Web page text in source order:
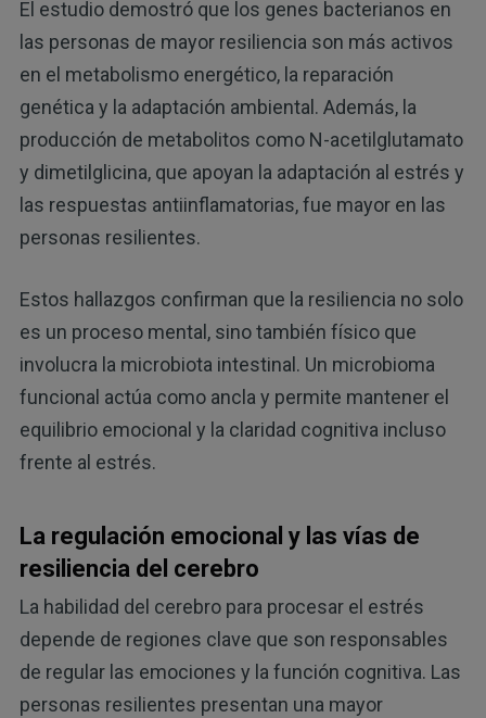
El estudio demostró que los genes bacterianos en
las personas de mayor resiliencia son más activos
en el metabolismo energético, la reparación
genética y la adaptación ambiental. Además, la
producción de metabolitos como N-acetilglutamato
y dimetilglicina, que apoyan la adaptación al estrés y
las respuestas antiinflamatorias, fue mayor en las
personas resilientes.
Estos hallazgos confirman que la resiliencia no solo
es un proceso mental, sino también físico que
involucra la microbiota intestinal. Un microbioma
funcional actúa como ancla y permite mantener el
equilibrio emocional y la claridad cognitiva incluso
frente al estrés.
La regulación emocional y las vías de
resiliencia del cerebro
La habilidad del cerebro para procesar el estrés
depende de regiones clave que son responsables
de regular las emociones y la función cognitiva. Las
personas resilientes presentan una mayor